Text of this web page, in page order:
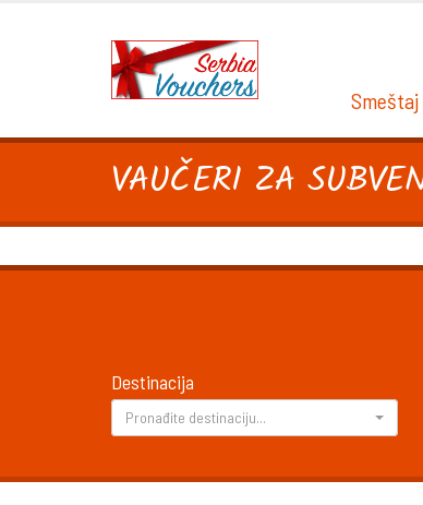
Smeštaj
VAUČERI ZA
Destinacija
Pronađite destinaciju...